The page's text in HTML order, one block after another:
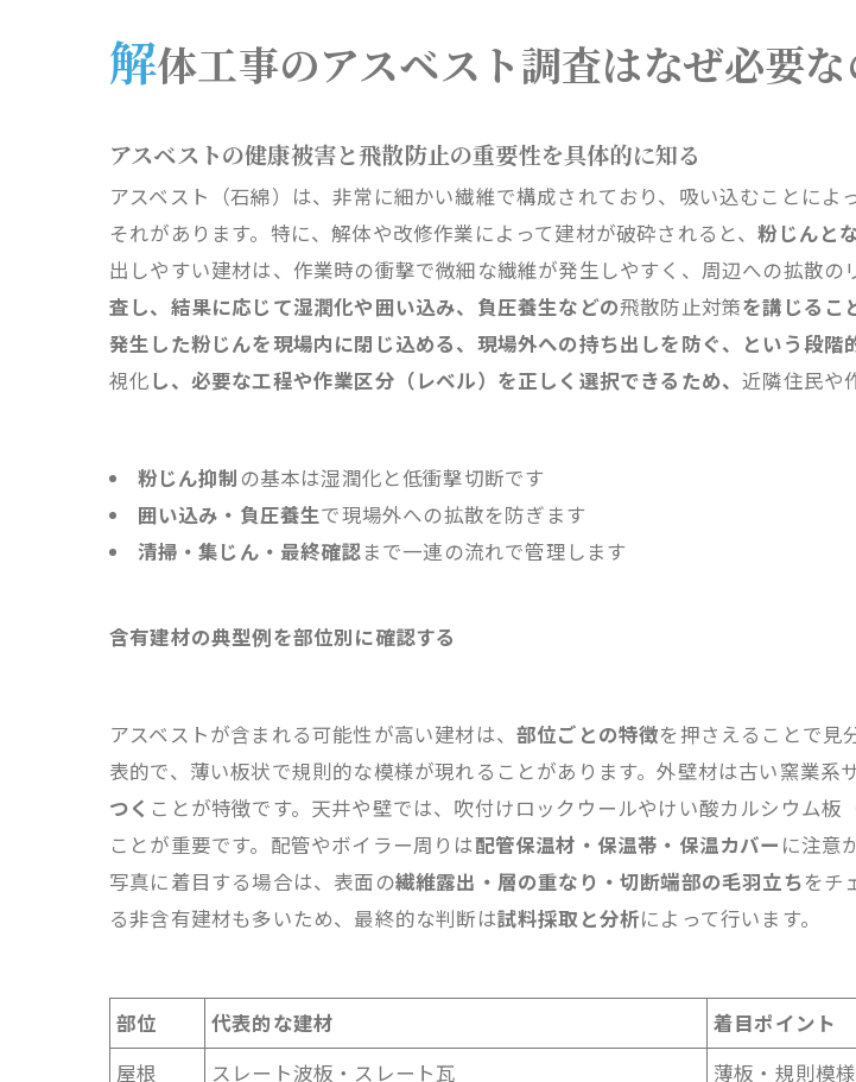
工期計画を成功させるための逆算スケ
解体工事のアスベスト調査で注意した
解体工事のアスベスト調査はなぜ必要
アスベストの健康被害と飛散防止の重要性を具体的に知る
アスベスト（石綿）は、非常に細かい繊維で構成されており、吸い込むことによ
それがあります。特に、解体や改修作業によって建材が破砕されると、粉じんと
出しやすい建材は、作業時の衝撃で微細な繊維が発生しやすく、周辺への拡散
査し、結果に応じて湿潤化や囲い込み、負圧養生などの飛散防止対策を講じるこ
発生した粉じんを現場内に閉じ込める、現場外への持ち出しを防ぐ、という段
視化し、必要な工程や作業区分（レベル）を正しく選択できるため、近隣住民や
粉じん抑制 の基本は湿潤化と低衝撃切断です
囲い込み・負圧養生で現場外への拡散を防ぎます
清掃・集じん・最終確認まで一連の流れで管理します
含有建材の典型例を部位別に確認する
アスベストが含まれる可能性が高い建材は、部位ごとの特徴を押さえることで見
表的で、薄い板状で規則的な模様が現れることがあります。外壁材は古い窯業
つく ことが特徴です。天井や壁では、吹付けロックウールやけい酸カルシウム
ことが重要です。配管やボイラー周りは配管保温材・保温帯・保温カバー に注意
写真に着目する場合は、表面の繊維露出・層の重なり・切断端部の毛羽立ちをチ
る非含有建材も多いため、最終的な判断は試料採取と分析によって行います。
部位 代表的な建材
着目ポイント
屋根
スレート波板・スレート瓦 薄板・規則模